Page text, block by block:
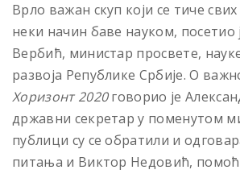
Врло важан скуп који се тиче
неки начин баве науком, посетио
Вербић, министар просвете,
развоја Републике Србије. О
Хоризонт 2020говорио је
државни секретар у поменутом
публици су се обратили и
питања и Виктор Недовић,